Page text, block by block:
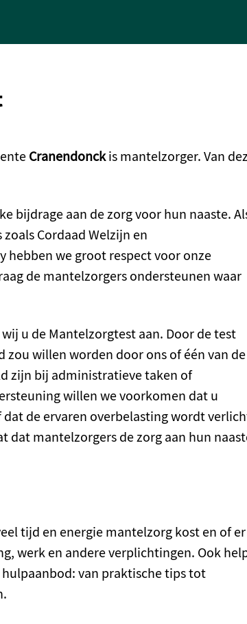
Cranendonckis mantelzorger. Van
bijdrage aan de zorg voor hun naaste.
Cordaad Welzijn en
hebben we groot respect voor onze
de mantelzorgers ondersteunen waar
u de Mantelzorgtest aan. Door de test
willen worden door ons of één van de
zijn bij administratieve taken of
willen we voorkomen dat u
de ervaren overbelasting wordt
dat mantelzorgers de zorg aan hun
tijd en energie mantelzorg kost en of er
werk en andere verplichtingen. Ook
van praktische tips tot